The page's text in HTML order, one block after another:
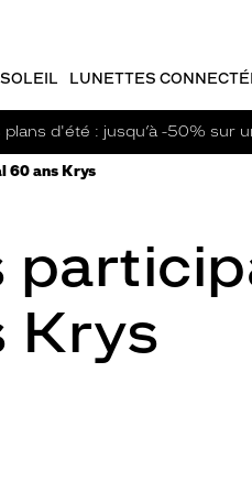
LUNETTES
plans d'été : jusqu’à -50% sur
60 ans Krys
Krys